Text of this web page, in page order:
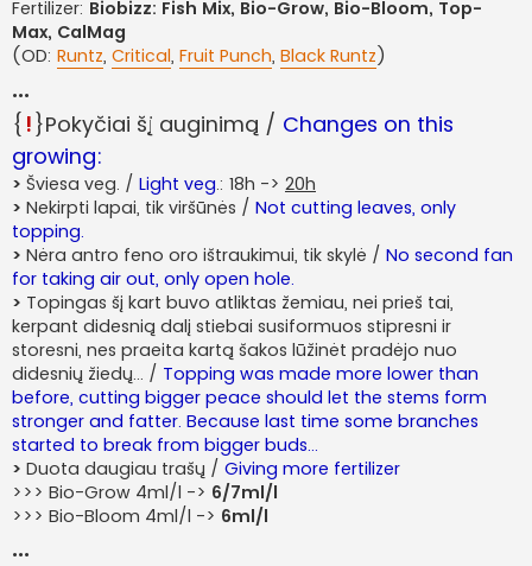
Fertilizer: Biobizz: Fish Mix, Bio-Grow, Bio-Bloom, Top-
Max, CalMag
(OD: Runtz, Critical, Fruit Punch, Black Runtz)
...
{ ! }Pokyčiai šį auginimą / Changes on this
growing:
> Šviesa veg. / Light veg.: 18h -> 20h
> Nekirpti lapai, tik viršūnės / Not cutting leaves, only
topping.
> Nėra antro feno oro ištraukimui, tik skylė / No second fan
for taking air out, only open hole.
> Topingas šį kart buvo atliktas žemiau, nei prieš tai,
kerpant didesnią dalį stiebai susiformuos stipresni ir
storesni, nes praeita kartą šakos lūžinėt pradėjo nuo
didesnių žiedų... / Topping was made more lower than
before, cutting bigger peace should let the stems form
stronger and fatter. Because last time some branches
started to break from bigger buds...
> Duota daugiau trašų / Giving more fertilizer
>>> Bio-Grow 4ml/l -> 6/7ml/l
>>> Bio-Bloom 4ml/l -> 6ml/l
...